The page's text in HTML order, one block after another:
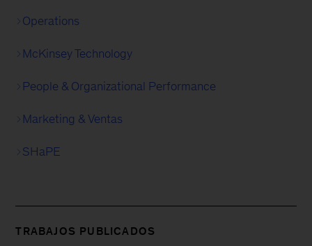
Operations
McKinsey Technology
People & Organizational Performance
Marketing & Ventas
SHaPE
TRABAJOS PUBLICADOS